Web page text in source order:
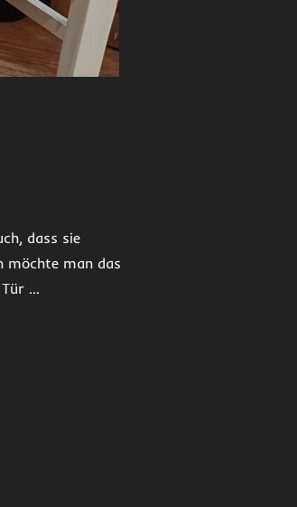
dass sie
möchte man das
…